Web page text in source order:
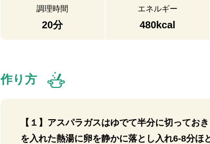
調理時間
20分
エネルギー
480kcal
作り方
【１】アスパラガスはゆでて半分に切ってお
を入れた熱湯に卵を静かに落とし入れ6-8分ほ